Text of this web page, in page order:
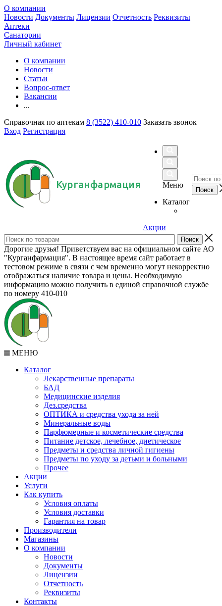
О компании
Новости Документы Лицензии Отчетность Реквизиты
Аптеки
Санатории
Личный кабинет
О компании
Новости
Статьи
Вопрос-ответ
Вакансии
...
Справочная по аптекам 8 (3522) 410-010 Заказать звонок
Вход Регистрация
Курганфармация
Меню
Каталог
Акции
Дорогие друзья! Приветствуем вас на официальном сайте АО
"Курганфармация". В настоящее время сайт работает в
тестовом режиме в связи с чем временно могут некорректно
отображаться наличие товара и цены. Необходимую
информацию можно получить в единой справочной службе
по номеру 410-010
МЕНЮ
Каталог
Лекарственные препараты
БАД
Медицинские изделия
Дез.средства
ОПТИКА и средства ухода за ней
Минеральные воды
Парфюмерные и косметические средства
Питание детское, лечебное, диетическое
Предметы и средства личной гигиены
Предметы по уходу за детьми и больными
Прочее
Акции
Услуги
Как купить
Условия оплаты
Условия доставки
Гарантия на товар
Производители
Магазины
О компании
Новости
Документы
Лицензии
Отчетность
Реквизиты
Контакты